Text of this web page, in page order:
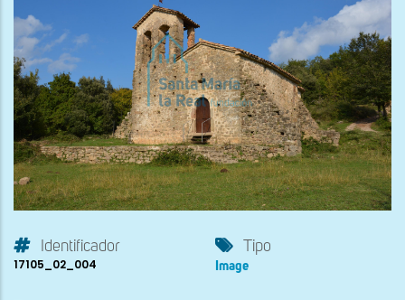
Identificador
17105_02_004
Tipo
Image